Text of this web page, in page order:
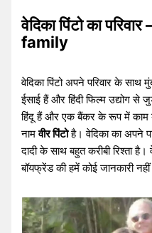
वेदिका पिंटो का
family
वेदिका पिंटो अपने परिवार के साथ
ईसाई हैं और हिंदी फिल्म उद्योग
हिंदू हैं और एक बैंकर के रूप में काम
नामवीर पिंटोहै। वेदिका का अपने
दादी के साथ बहुत करीबी रिश्ता
बॉयफ्रेंड की हमें कोई जानकारी नहीं